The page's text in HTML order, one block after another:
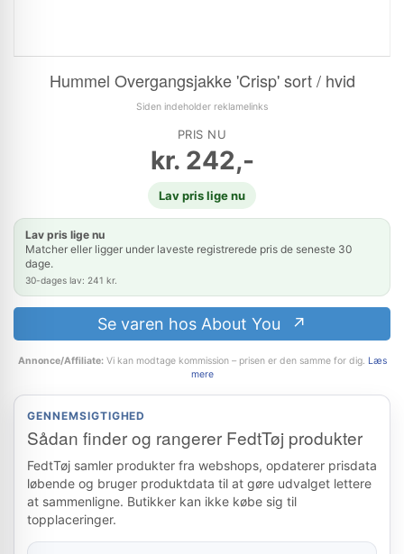
Hummel Overgangsjakke 'Crisp' sort / hvid
Siden indeholder reklamelinks
PRIS NU
kr.242,-
Lav pris lige nu
Lav pris lige nu
Matcher eller ligger under laveste registrerede pris de seneste 30
dage.
30-dages lav: 241 kr.
Se varen hos About You
Annonce/Affiliate:Vi kan modtage kommission – prisen er den samme for dig. Læs
mere
GENNEMSIGTIGHED
Sådan finder og rangerer FedtTøj produkter
FedtTøj samler produkter fra webshops, opdaterer prisdata
løbende og bruger produktdata til at gøre udvalget lettere
at sammenligne. Butikker kan ikke købe sig til
topplaceringer.